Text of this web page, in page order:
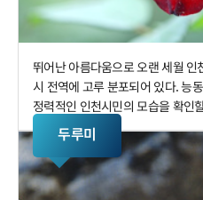
뛰어난 아름다움으로 오랜 세월
시 전역에 고루 분포되어 있다. 능
정력적인 인천시민의 모습을 확인
두루미